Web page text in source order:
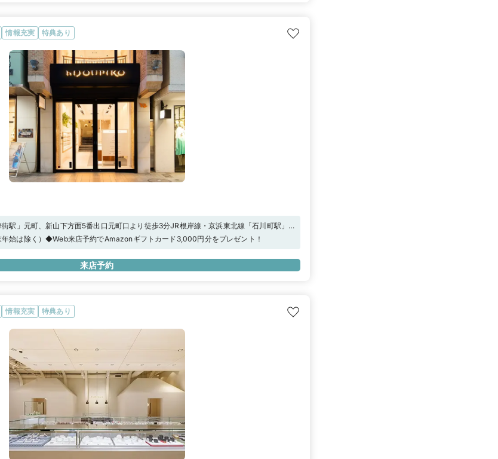
情報充実 特典あり
駅」元町、新山下方面5番出口元町口より徒歩3分JR根岸線・京浜東北線「石川町駅」
の方は、「石川町IC」より5分近隣の提携パーキング「パークテラス元町」「タイムズ港
始は除く）◆Web来店予約でAmazonギフトカード3,000円分をプレゼント！
来店予約
情報充実 特典あり